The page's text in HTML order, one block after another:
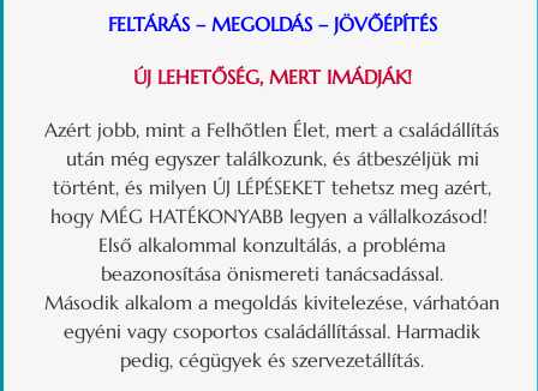
FELTÁRÁS – MEGOLDÁS – JÖVŐÉPÍTÉS
ÚJ LEHETŐSÉG, MERT IMÁDJÁK!
Azért jobb, mint a Felhőtlen Élet, mert a családállítás
után még egyszer találkozunk, és átbeszéljük mi
történt, és milyen ÚJ LÉPÉSEKET tehetsz meg azért,
hogy MÉG HATÉKONYABB legyen a vállalkozásod!
Első alkalommal konzultálás, a probléma
beazonosítása önismereti tanácsadással.
Második alkalom a megoldás kivitelezése, várhatóan
egyéni vagy csoportos családállítással. Harmadik
pedig, cégügyek és szervezetállítás.